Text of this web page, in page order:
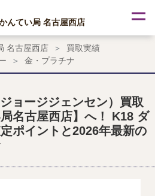
んてい局 名古屋西店
名古屋西店
買取実績
金・プラチナ
ョージジェンセン）買取
名古屋西店】へ！ K18 ダ
ポイントと2026年最新の